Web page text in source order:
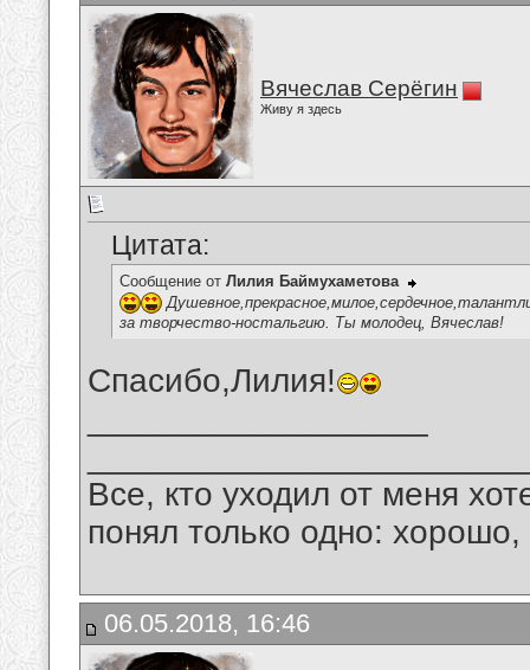
Вячеслав Серёгин
Живу я здесь
Цитата:
Сообщение от Лилия Баймухаметова
за творчество-ностальгию. Ты молодец, Вячеслав!
Спасибо,Лилия!
Все, кто уходил от меня
понял только одно:
06.05.2018, 16:46